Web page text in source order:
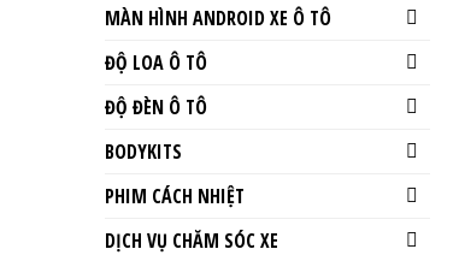
MÀN HÌNH ANDROID XE Ô TÔ
ĐỘ LOA Ô TÔ
ĐỘ ĐÈN Ô TÔ
BODYKITS
PHIM CÁCH NHIỆT
DỊCH VỤ CHĂM SÓC XE